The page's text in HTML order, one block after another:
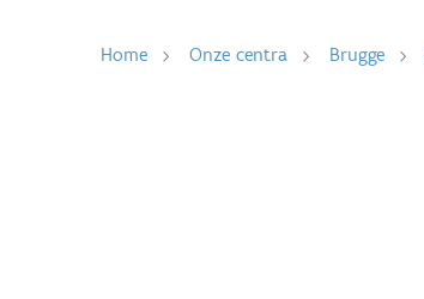
Home Onze centra Brugge